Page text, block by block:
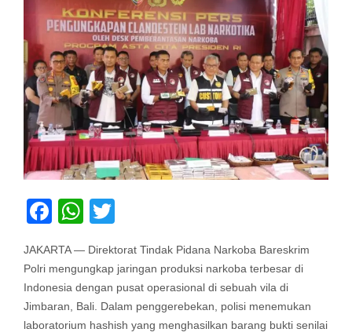
Facebook
WhatsApp
Twitter
JAKARTA — Direktorat Tindak Pidana Narkoba Bareskrim
Polri mengungkap jaringan produksi narkoba terbesar di
Indonesia dengan pusat operasional di sebuah vila di
Jimbaran, Bali. Dalam penggerebekan, polisi menemukan
laboratorium hashish yang menghasilkan barang bukti senilai